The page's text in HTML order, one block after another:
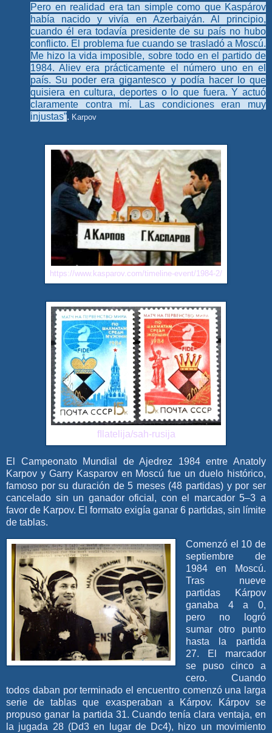
Pero en realidad era tan simple como que Kaspárov
había nacido y vivía en Azerbaiyán. Al principio,
cuando él era todavía presidente de su país no hubo
conflicto. El problema fue cuando se trasladó a Moscú.
Me hizo la vida imposible, sobre todo en el partido de
1984. Aliev era prácticamente el número uno en el
país. Su poder era gigantesco y podía hacer lo que
quisiera en cultura, deportes o lo que fuera. Y actuó
claramente contra mí. Las condiciones eran muy
injustas”. Karpov
https://www.kasparov.com/timeline-event/1984-2/
fIlatelija/sah-rusija
El Campeonato Mundial de Ajedrez 1984 entre Anatoly
Karpov y Garry Kasparoven Moscú fue un duelo histórico,
famoso por su duración de 5 meses (48 partidas) y por ser
cancelado sin un ganador oficial, con el marcador 5–3 a
favor de Karpov. El formato exigía ganar 6 partidas, sin límite
de tablas.
Comenzó el 10 de
septiembre de
1984 en Moscú.
Tras nueve
partidas Kárpov
ganaba 4 a 0,
pero no logró
sumar otro punto
hasta la partida
27. El marcador
se puso cinco a
cero. Cuando
todos daban por terminado el encuentro comenzó una larga
serie de tablas que exasperaban a Kárpov. Kárpov se
propuso ganar la partida 31. Cuando tenía clara ventaja, en
la jugada 28 (Dd3 en lugar de Dc4), hizo un movimiento